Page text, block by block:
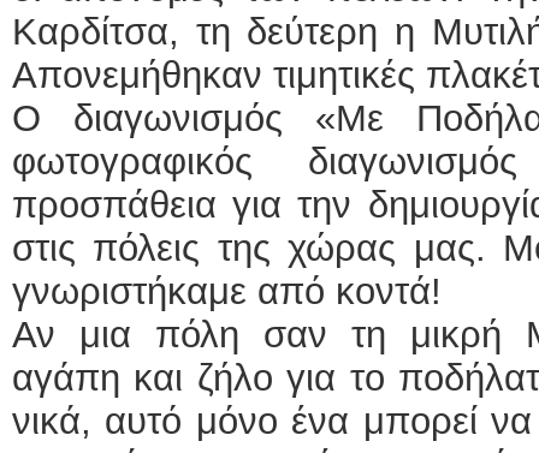
Καρδίτσα, τη δεύτερη η
Απονεμήθηκαν τιμητικές
Ο διαγωνισμός «Με
φωτογραφικός
προσπάθεια για την
στις πόλεις της χώρας μας.
γνωριστήκαμε από κοντά!
Αν μια πόλη σαν τη μικρή
αγάπη και ζήλο για το
νικά, αυτό μόνο ένα μπορεί να